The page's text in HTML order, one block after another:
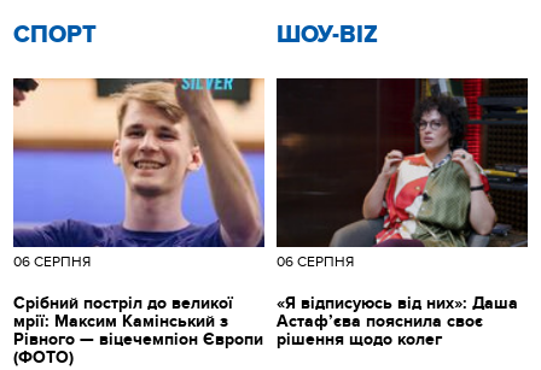
СПОРТ
06 СЕРПНЯ
Срібний постріл до великої
мрії: Максим Камінський з
Рівного — віцечемпіон Європи
(ФОТО)
ШОУ-BIZ
06 СЕРПНЯ
«Я відписуюсь від них»: Даша
Астаф’єва пояснила своє
рішення щодо колег